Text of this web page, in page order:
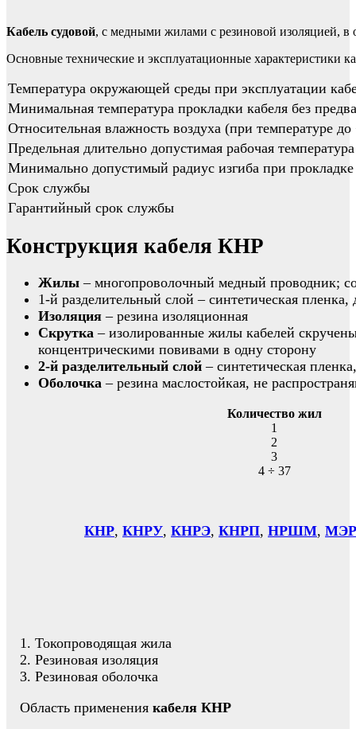
Кабель судовой, с медными жилами с резиновой изоляцией, в
Основные технические и эксплуатационные характеристики
Температура окружающей среды при эксплуатации
Минимальная температура прокладки кабеля без
Относительная влажность воздуха (при температуре
Предельная длительно допустимая рабочая
Минимально допустимый радиус изгиба при прокладке
Срок службы
Гарантийный срок службы
Конструкция кабеля КНР
Жилы – многопроволочный медный проводник;
1-й разделительный слой – синтетическая пленка,
Изоляция – резина изоляционная
Скрутка– изолированные жилы кабелей
концентрическими повивами в одну сторону
2-й разделительный слой– синтетическая
Оболочка – резина маслостойкая, не
Количество жил
1
2
3
4 ÷ 37
КНР, КНРУ, КНРЭ, КНРП, НРШМ,
1. Токопроводящая жила
2. Резиновая изоляция
3. Резиновая оболочка
Область применения кабеля КНР